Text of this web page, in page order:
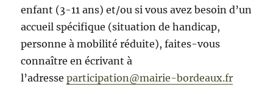
enfant (3-11 ans) et/ou si vous avez besoin d’un
accueil spécifique (situation de handicap,
personne à mobilité réduite), faites-vous
connaître en écrivant à
l’adresseparticipation@mairie-bordeaux.fr